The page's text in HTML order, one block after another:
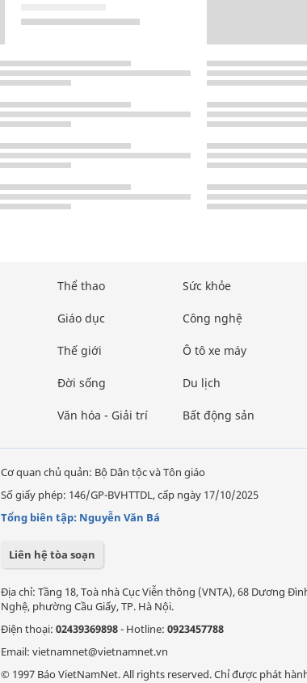
Thể thao
Giáo dục
Thế giới
Đời sống
Văn hóa - Giải trí
Sức khỏe
Công nghệ
Ô tô xe máy
Du lịch
Bất động sản
Cơ quan chủ quản: Bộ Dân tộc và Tôn giáo
Số giấy phép: 146/GP-BVHTTDL, cấp ngày 17/10/2025
Tổng biên tập: Nguyễn Văn Bá
Liên hệ tòa soạn
Địa chỉ: Tầng 18, Toà nhà Cục Viễn thông (VNTA), 68 Dương
Nghệ, phường Cầu Giấy, TP. Hà Nội.
Điện thoại: 02439369898- Hotline: 0923457788
Email: vietnamnet@vietnamnet.vn
© 1997 Báo VietNamNet. All rights reserved. Chỉ được phát